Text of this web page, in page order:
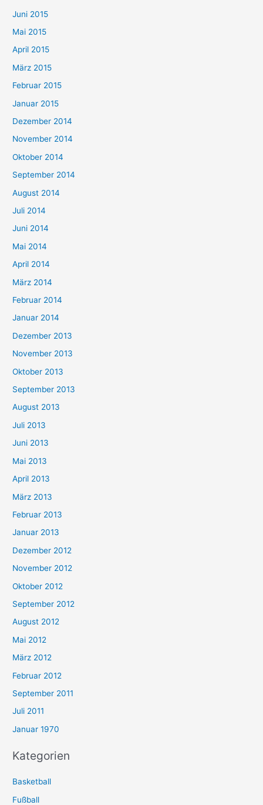
Juni 2015
Mai 2015
April 2015
März 2015
Februar 2015
Januar 2015
Dezember 2014
November 2014
Oktober 2014
September 2014
August 2014
Juli 2014
Juni 2014
Mai 2014
April 2014
März 2014
Februar 2014
Januar 2014
Dezember 2013
November 2013
Oktober 2013
September 2013
August 2013
Juli 2013
Juni 2013
Mai 2013
April 2013
März 2013
Februar 2013
Januar 2013
Dezember 2012
November 2012
Oktober 2012
September 2012
August 2012
Mai 2012
März 2012
Februar 2012
September 2011
Juli 2011
Januar 1970
Kategorien
Basketball
Fußball